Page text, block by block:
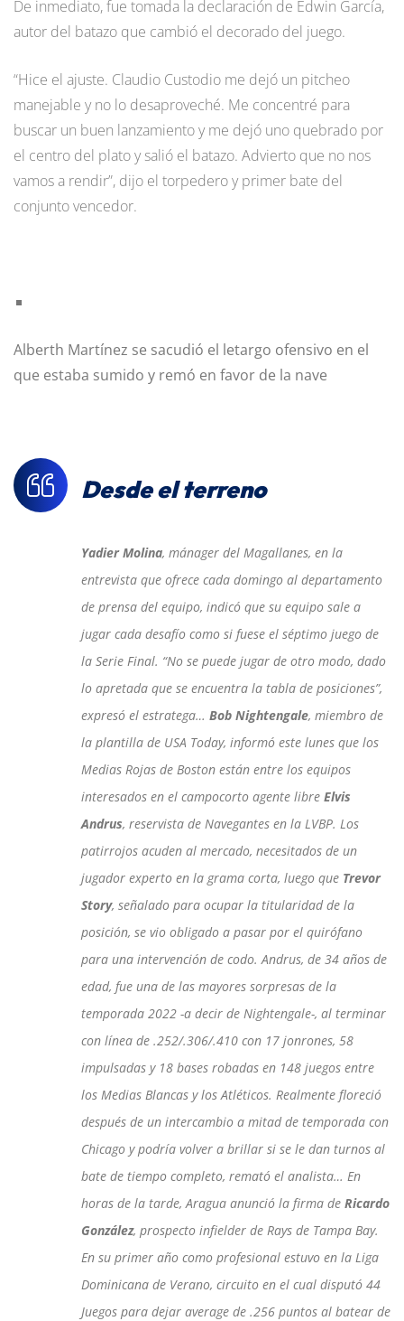
De inmediato, fue tomada la declaración de Edwin García,
autor del batazo que cambió el decorado del juego.
“Hice el ajuste. Claudio Custodio me dejó un pitcheo
manejable y no lo desaproveché. Me concentré para
buscar un buen lanzamiento y me dejó uno quebrado por
el centro del plato y salió el batazo. Advierto que no nos
vamos a rendir”, dijo el torpedero y primer bate del
conjunto vencedor.
Alberth Martínez se sacudió el letargo ofensivo en el
que estaba sumido y remó en favor de la nave
Desde el terreno
Yadier Molina, mánager del Magallanes, en la
entrevista que ofrece cada domingo al departamento
de prensa del equipo, indicó que su equipo sale a
jugar cada desafío como si fuese el séptimo juego de
la Serie Final. “No se puede jugar de otro modo, dado
lo apretada que se encuentra la tabla de posiciones”,
expresó el estratega… Bob Nightengale, miembro de
la plantilla de USA Today, informó este lunes que los
Medias Rojas de Boston están entre los equipos
interesados en el campocorto agente libre Elvis
Andrus, reservista de Navegantes en la LVBP. Los
patirrojos acuden al mercado, necesitados de un
jugador experto en la grama corta, luego que Trevor
Story, señalado para ocupar la titularidad de la
posición, se vio obligado a pasar por el quirófano
para una intervención de codo. Andrus, de 34 años de
edad, fue una de las mayores sorpresas de la
temporada 2022 -a decir de Nightengale-, al terminar
con línea de .252/.306/.410 con 17 jonrones, 58
impulsadas y 18 bases robadas en 148 juegos entre
los Medias Blancas y los Atléticos. Realmente floreció
después de un intercambio a mitad de temporada con
Chicago y podría volver a brillar si se le dan turnos al
bate de tiempo completo, remató el analista… En
horas de la tarde, Aragua anunció la firma de Ricardo
González, prospecto infielder de Rays de Tampa Bay.
En su primer año como profesional estuvo en la Liga
Dominicana de Verano, circuito en el cual disputó 44
Juegos para dejar average de .256 puntos al batear de